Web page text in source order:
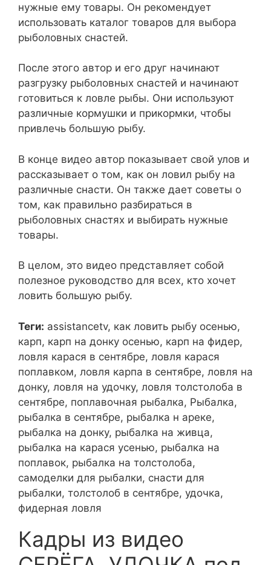
нужные ему товары. Он рекомендует
использовать каталог товаров для выбора
рыболовных снастей.
После этого автор и его друг начинают
разгрузку рыболовных снастей и начинают
готовиться к ловле рыбы. Они используют
различные кормушки и прикормки, чтобы
привлечь большую рыбу.
В конце видео автор показывает свой улов и
рассказывает о том, как он ловил рыбу на
различные снасти. Он также дает советы о
том, как правильно разбираться в
рыболовных снастях и выбирать нужные
товары.
В целом, это видео представляет собой
полезное руководство для всех, кто хочет
ловить большую рыбу.
Теги: assistancetv, как ловить рыбу осенью,
карп, карп на донку осенью, карп на фидер,
ловля карася в сентябре, ловля карася
поплавком, ловля карпа в сентябре, ловля на
донку, ловля на удочку, ловля толстолоба в
сентябре, поплавочная рыбалка, Рыбалка,
рыбалка в сентябре, рыбалка н ареке,
рыбалка на донку, рыбалка на живца,
рыбалка на карася усенью, рыбалка на
поплавок, рыбалка на толстолоба,
самоделки для рыбалки, снасти для
рыбалки, толстолоб в сентябре, удочка,
фидерная ловля
Кадры из видео